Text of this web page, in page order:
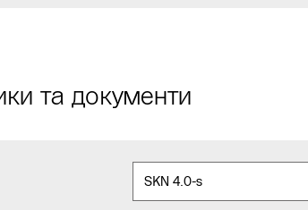
та документи